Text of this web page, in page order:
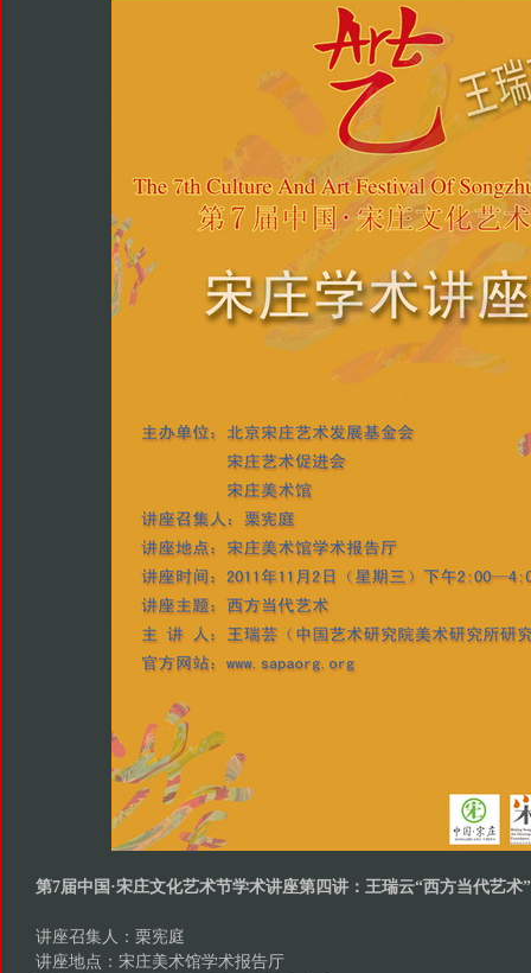
第7届中国·宋庄文化艺术节学术讲座第四讲：王瑞云“西方当代艺术”
讲座召集人：栗宪庭
讲座地点：宋庄美术馆学术报告厅